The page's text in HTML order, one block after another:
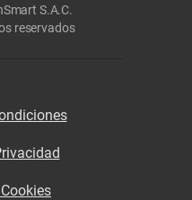
S.A.C.
reservados